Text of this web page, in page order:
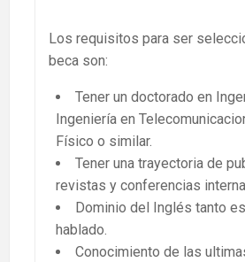
Los requisitos para ser
beca son:
Tener un doctorado en
Ingeniería en
Físico o similar.
Tener una trayectoria de
revistas y conferencias
Dominio del Inglés tanto
hablado.
Conocimiento de las